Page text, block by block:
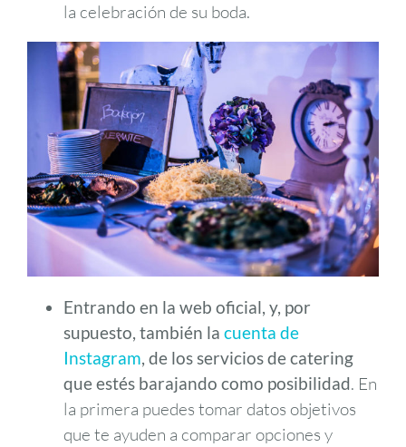
la celebración de su boda.
Entrando en la web oficial, y, por
supuesto, también la cuenta de
Instagram, de los servicios de catering
que estés barajando como posibilidad. En
la primera puedes tomar datos objetivos
que te ayuden a comparar opciones y